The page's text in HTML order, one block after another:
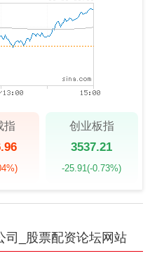
指 创业板指
3537.21
-25.91(-0.73%)
司_股票配资论坛网站